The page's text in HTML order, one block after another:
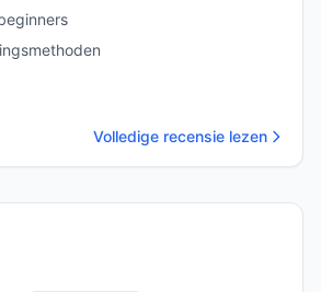
Volledige recensie lezen